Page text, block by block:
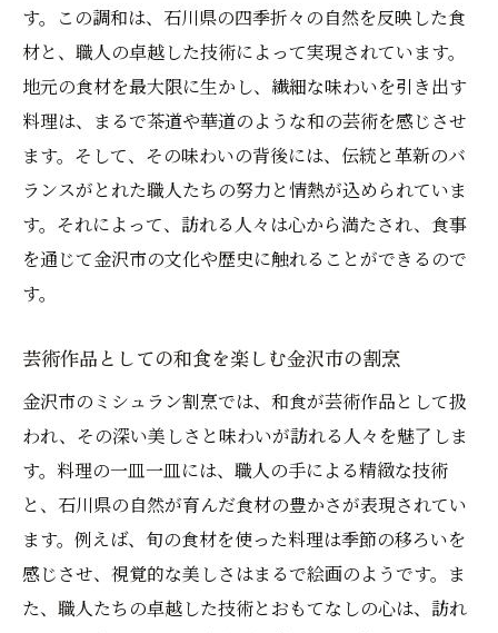
す。この調和は、石川県の四季折々の自然を反映した食
材と、職人の卓越した技術によって実現されています。
地元の食材を最大限に生かし、繊細な味わいを引き出す
料理は、まるで茶道や華道のような和の芸術を感じさせ
ます。そして、その味わいの背後には、伝統と革新のバ
ランスがとれた職人たちの努力と情熱が込められていま
す。それによって、訪れる人々は心から満たされ、食事
を通じて金沢市の文化や歴史に触れることができるので
す。
芸術作品としての和食を楽しむ金沢市の割烹
金沢市のミシュラン割烹では、和食が芸術作品として扱
われ、その深い美しさと味わいが訪れる人々を魅了しま
す。料理の一皿一皿には、職人の手による精緻な技術
と、石川県の自然が育んだ食材の豊かさが表現されてい
ます。例えば、旬の食材を使った料理は季節の移ろいを
感じさせ、視覚的な美しさはまるで絵画のようです。ま
た、職人たちの卓越した技術とおもてなしの心は、訪れ